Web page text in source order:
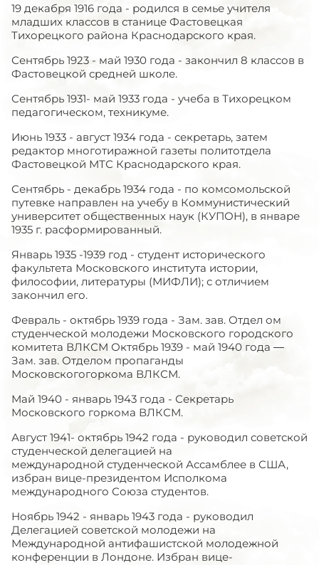
19 декабря 1916 года - родился в семье учителя
младших классов в станице Фастовецкая
Тихорецкого района Краснодарского края.
Сентябрь 1923 - май 1930 года - закончил 8 классов в
Фастовецкой средней школе.
Сентябрь 1931- май 1933 года - учеба в Тихорецком
педагогическом, техникуме.
Июнь 1933 - август 1934 года - секретарь, затем
редактор многотиражной газеты политотдела
Фастовецкой МТС Краснодарского края.
Сентябрь - декабрь 1934 года - по комсомольской
путевке направлен на учебу в Коммунистический
университет общественных наук (КУПОН), в январе
1935 г. расформированный.
Январь 1935 -1939 год - студент исторического
факультета Московского института истории,
философии, литературы (МИФЛИ); с отличием
закончил его.
Февраль - октябрь 1939 года - Зам. зав. Отдел ом
студенческой молодежи Московского городского
комитета ВЛКСМ Октябрь 1939 - май 1940 года —
Зам. зав. Отделом пропаганды
Московскогогоркома ВЛКСМ.
Май 1940 - январь 1943 года - Секретарь
Московского горкома ВЛКСМ.
Август 1941- октябрь 1942 года - руководил советской
студенческой делегацией на
международной студенческой Ассамблее в США,
избран вице-президентом Исполкома
международного Союза студентов.
Ноябрь 1942 - январь 1943 года - руководил
Делегацией советской молодежи на
Международной антифашистской молодежной
конференции в Лондоне. Избран вице-